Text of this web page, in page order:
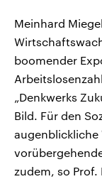
Meinhard
boomender
„Denkwerks
Bild. Für den
zudem, so